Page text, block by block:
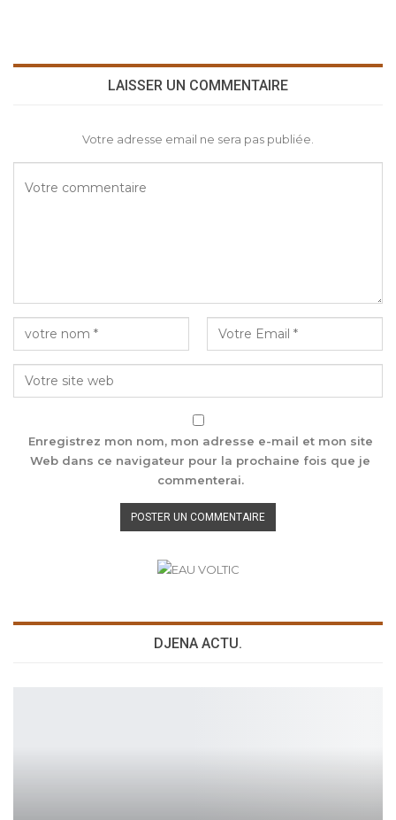
LAISSER UN COMMENTAIRE
Votre adresse email ne sera pas publiée.
Enregistrez mon nom, mon adresse e-mail et mon site
Web dans ce navigateur pour la prochaine fois que je
commenterai.
DJENA ACTU.